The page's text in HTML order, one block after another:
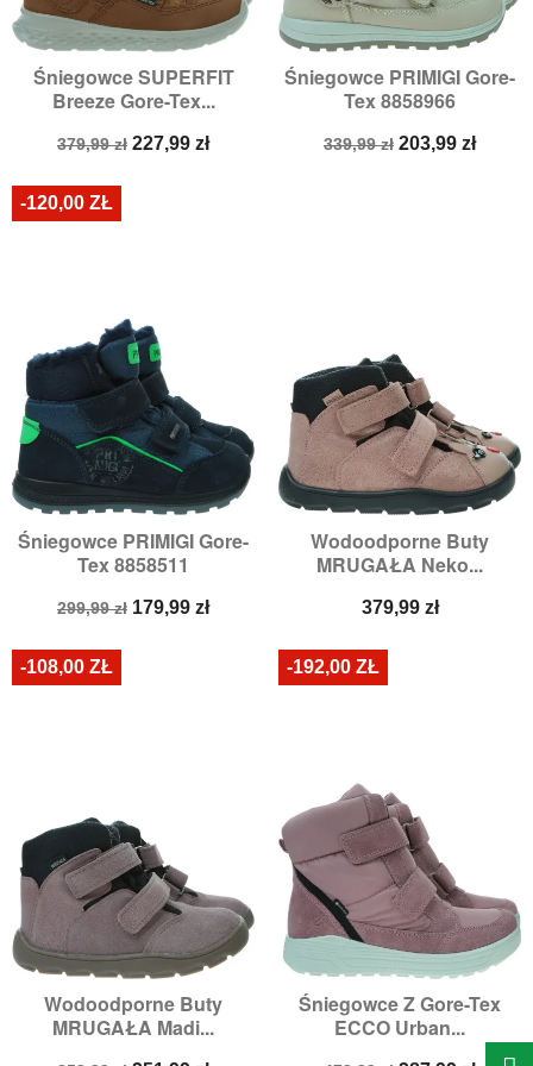
Śniegowce SUPERFIT
Breeze Gore-Tex...
Cena
379,99 zł Cena
227,99 zł
Śniegowce PRIMIGI Gore-
Tex 8858966
Cena
339,99 zł Cena
203,99 zł
Śniegowce PRIMIGI Gore-
Tex 8858511
Cena
299,99 zł Cena
179,99 zł
-120,00 ZŁ
Wodoodporne Buty
MRUGAŁA Neko...
Cena
379,99 zł
Wodoodporne Buty
MRUGAŁA Madi...
-108,00 ZŁ
Śniegowce Z Gore-Tex
ECCO Urban...
-192,00 ZŁ